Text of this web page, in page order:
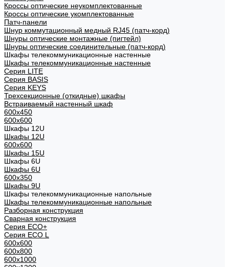
Кроссы оптические неукомплектованные
Кроссы оптические укомплектованные
Патч-панели
Шнур коммутационный медный RJ45 (патч-корд)
Шнуры оптические монтажные (пигтейл)
Шнуры оптические соединительные (патч-корд)
Шкафы телекоммуникационные настенные
Шкафы телекоммуникационные настенные
Cерия LITE
Cерия BASIS
Cерия KEYS
Трехсекционные (откидные) шкафы
Встраиваемый настенный шкаф
600x450
600x600
Шкафы 12U
Шкафы 12U
600x600
Шкафы 15U
Шкафы 6U
Шкафы 6U
600x350
Шкафы 9U
Шкафы телекоммуникационные напольные
Шкафы телекоммуникационные напольные
Разборная конструкция
Сварная конструкция
Серия ECO+
Серия ECO L
600x600
600x800
600х1000